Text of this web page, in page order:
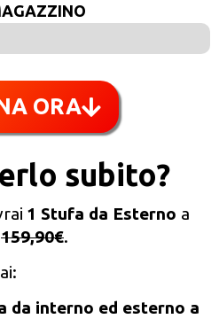
ORA
subito?
1 Stufa da Esterno a
159,90€.
da interno ed esterno a